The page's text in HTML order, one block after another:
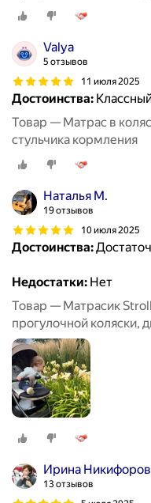
Valya
5 отзывов
11 июля 2025
Достоинства:
Товар — Матрас в
стульчика кормления
Наталья М.
19 отзывов
10 июля 2025
Достоинства:
Недостатки: Нет
Товар — Матрасик
прогулочной коляски,
Ирина
13 отзывов